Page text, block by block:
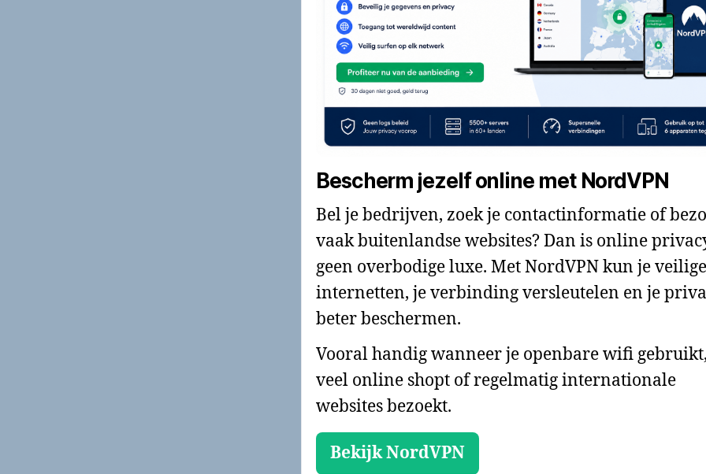
Bescherm jezelf online met NordVPN
Bel je bedrijven, zoek je contactinformatie of
vaak buitenlandse websites? Dan is online
geen overbodige luxe. Met NordVPN kun je
internetten, je verbinding versleutelen en je
beter beschermen.
Vooral handig wanneer je openbare wifi
veel online shopt of regelmatig internationale
websites bezoekt.
Bekijk NordVPN